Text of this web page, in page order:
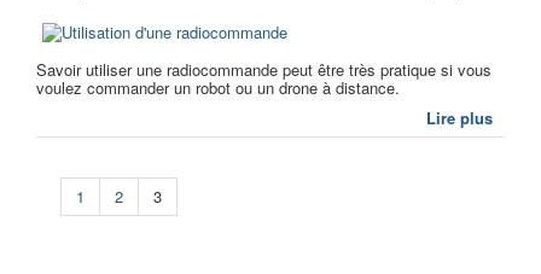
Savoir utiliser une radiocommande peut être très pratique si vous
voulez commander un robot ou un drone à distance.
Lire plus
1 2 3